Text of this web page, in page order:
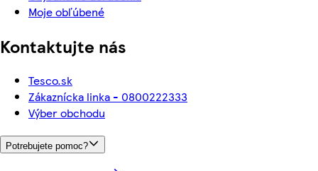
Moje obľúbené
Kontaktujte nás
Tesco.sk
Zákaznícka linka - 0800222333
Výber obchodu
Potrebujete pomoc?